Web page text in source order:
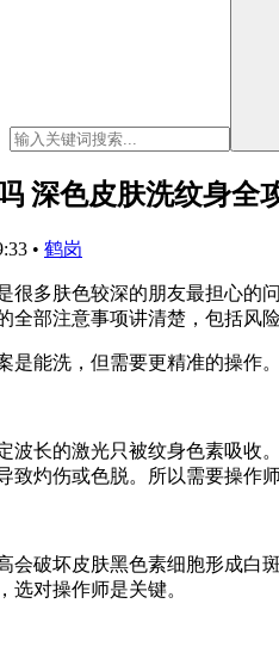
深色皮肤洗纹身全
• 鹤岗
很多肤色较深的朋友最担心
部注意事项讲清楚，包括风
能洗，但需要更精准的操作。
波长的激光只被纹身色素吸
灼伤或色脱。所以需要操作
会破坏皮肤黑色素细胞形成白
选对操作师是关键。